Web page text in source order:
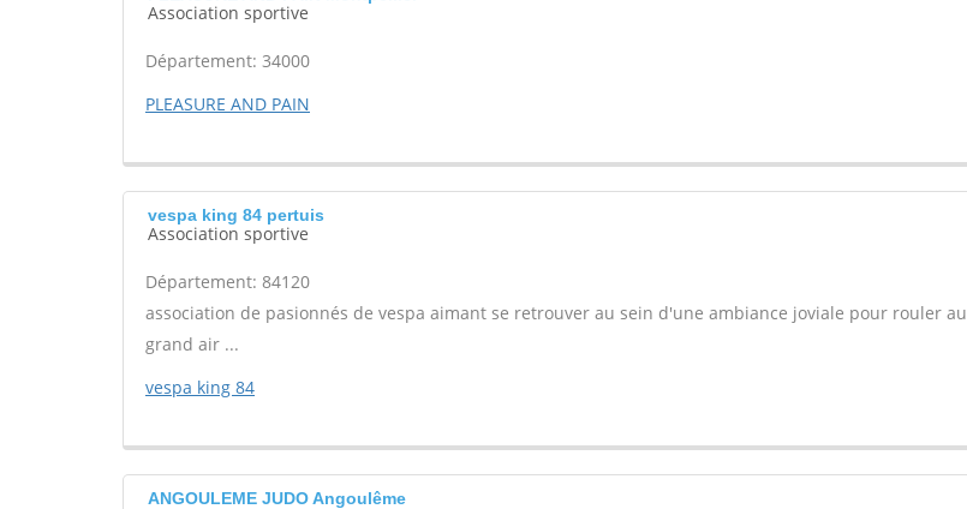
Association sportive
Département: 34000
PLEASURE AND PAIN
vespa king 84 pertuis
Association sportive
Département: 84120
association de pasionnés de vespa aimant se retrouver au sein d'une ambiance joviale pour rouler au
grand air ...
vespa king 84
ANGOULEME JUDO Angoulême